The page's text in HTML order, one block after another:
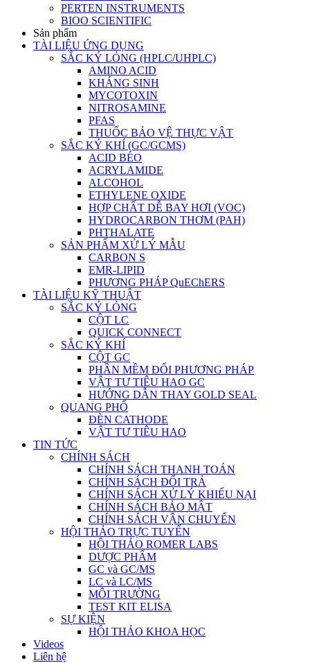
PERTEN INSTRUMENTS
BIOO SCIENTIFIC
Sản phẩm
TÀI LIỆU ỨNG DỤNG
SẮC KÝ LỎNG (HPLC/UHPLC)
AMINO ACID
KHÁNG SINH
MYCOTOXIN
NITROSAMINE
PFAS
THUỐC BẢO VỆ THỰC VẬT
SẮC KÝ KHÍ (GC/GCMS)
ACID BÉO
ACRYLAMIDE
ALCOHOL
ETHYLENE OXIDE
HỢP CHẤT DỄ BAY HƠI (VOC)
HYDROCARBON THƠM (PAH)
PHTHALATE
SẢN PHẨM XỬ LÝ MẪU
CARBON S
EMR-LIPID
PHƯƠNG PHÁP QuEChERS
TÀI LIỆU KỸ THUẬT
SẮC KÝ LỎNG
CỘT LC
QUICK CONNECT
SẮC KÝ KHÍ
CỘT GC
PHẦN MỀM ĐỔI PHƯƠNG PHÁP
VẬT TƯ TIÊU HAO GC
HƯỚNG DẪN THAY GOLD SEAL
QUANG PHỔ
ĐÈN CATHODE
VẬT TƯ TIÊU HAO
TIN TỨC
CHÍNH SÁCH
CHÍNH SÁCH THANH TOÁN
CHÍNH SÁCH ĐỔI TRẢ
CHÍNH SÁCH XỬ LÝ KHIẾU NẠI
CHÍNH SÁCH BẢO MẬT
CHÍNH SÁCH VẬN CHUYỂN
HỘI THẢO TRỰC TUYẾN
HỘI THẢO ROMER LABS
DƯỢC PHẨM
GC và GC/MS
LC và LC/MS
MÔI TRƯỜNG
TEST KIT ELISA
SỰ KIỆN
HỘI THẢO KHOA HỌC
Videos
Liên hệ